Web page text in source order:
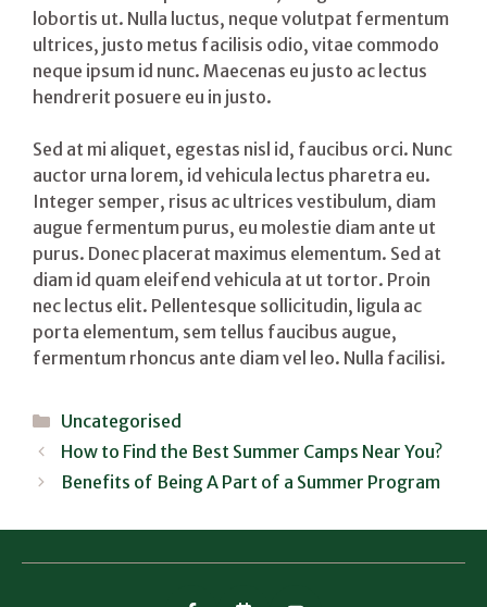
lobortis ut. Nulla luctus, neque volutpat fermentum
ultrices, justo metus facilisis odio, vitae commodo
neque ipsum id nunc. Maecenas eu justo ac lectus
hendrerit posuere eu in justo.
Sed at mi aliquet, egestas nisl id, faucibus orci. Nunc
auctor urna lorem, id vehicula lectus pharetra eu.
Integer semper, risus ac ultrices vestibulum, diam
augue fermentum purus, eu molestie diam ante ut
purus. Donec placerat maximus elementum. Sed at
diam id quam eleifend vehicula at ut tortor. Proin
nec lectus elit. Pellentesque sollicitudin, ligula ac
porta elementum, sem tellus faucibus augue,
fermentum rhoncus ante diam vel leo. Nulla facilisi.
Categories
Uncategorised
How to Find the Best Summer Camps Near You?
Benefits of Being A Part of a Summer Program